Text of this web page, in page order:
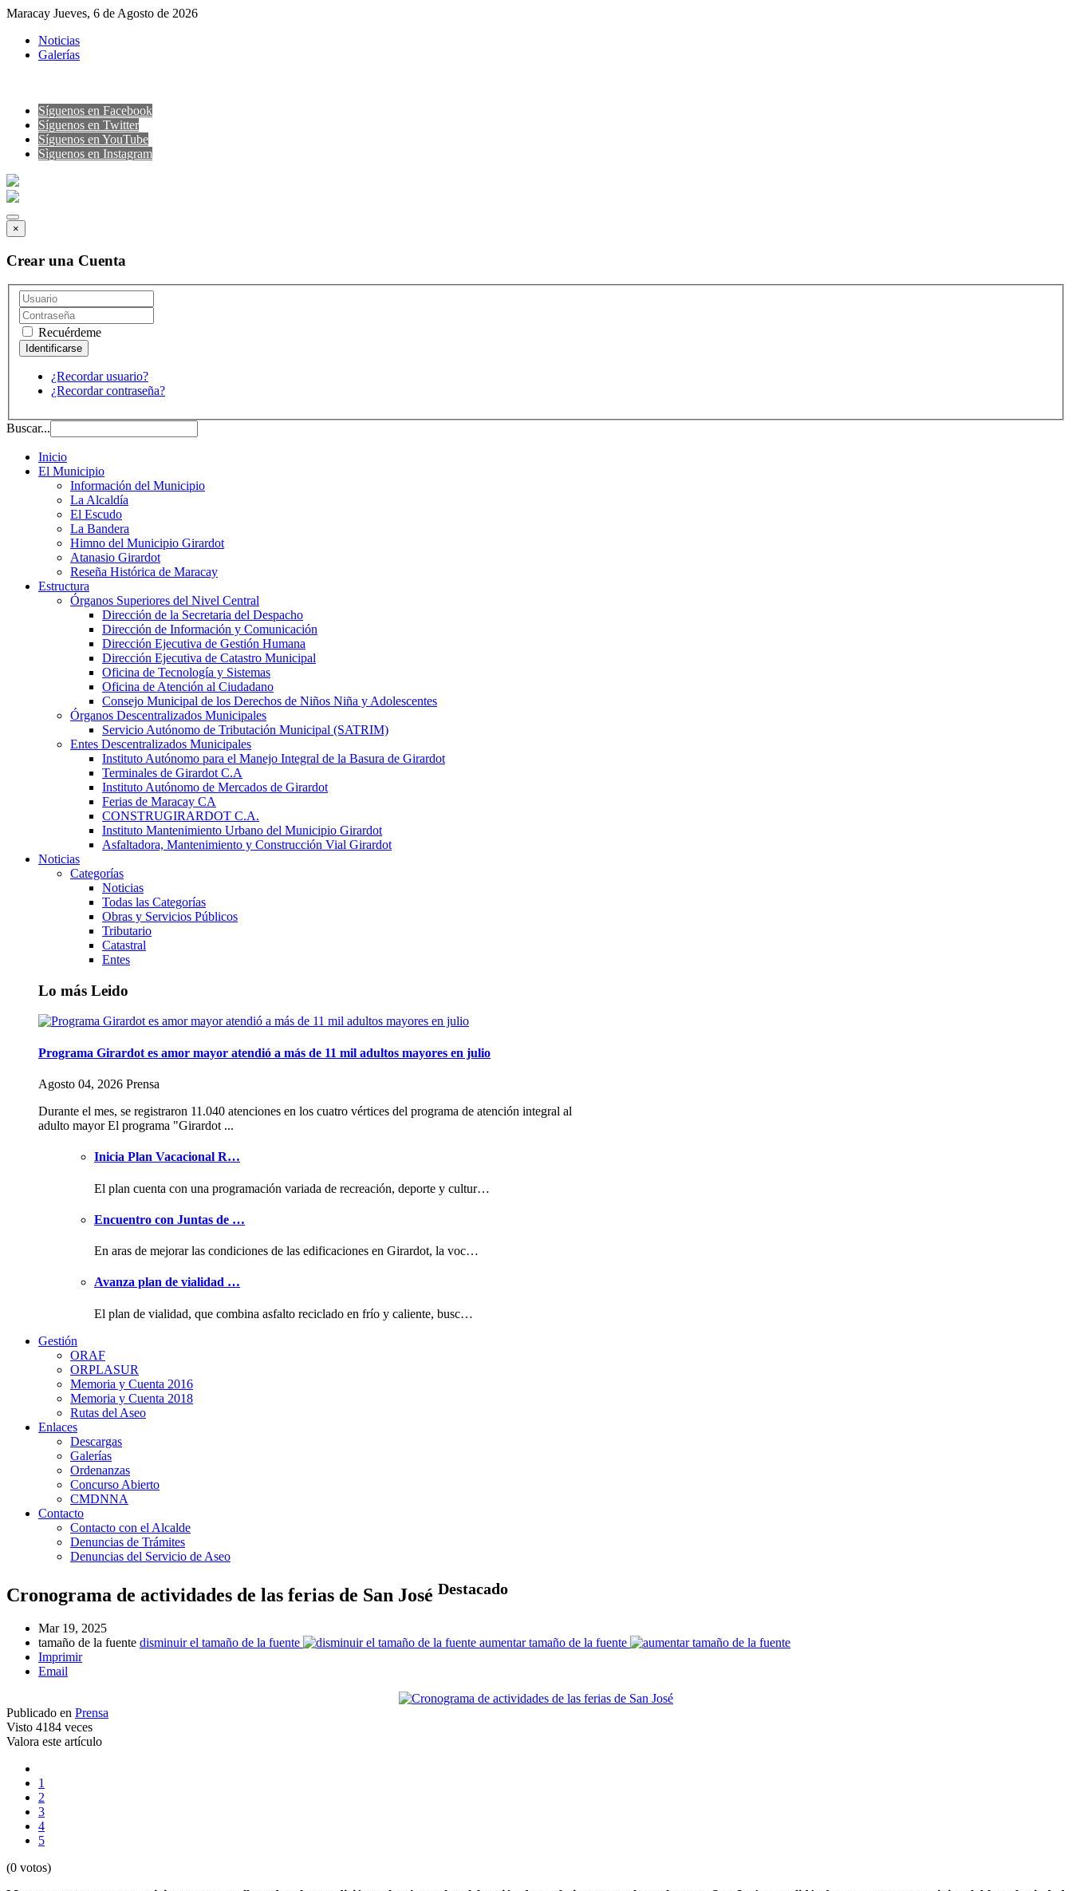
Maracay Jueves, 6 de Agosto de 2026
Noticias
Galerías
Síguenos en Facebook
Síguenos en Twitter
Síguenos en YouTube
Sìguenos en Instagram
×
Crear una Cuenta
Recuérdeme
¿Recordar usuario?
¿Recordar contraseña?
Buscar...
Inicio
El Municipio
Información del Municipio
La Alcaldía
El Escudo
La Bandera
Himno del Municipio Girardot
Atanasio Girardot
Reseña Histórica de Maracay
Estructura
Órganos Superiores del Nivel Central
Dirección de la Secretaria del Despacho
Dirección de Información y Comunicación
Dirección Ejecutiva de Gestión Humana
Dirección Ejecutiva de Catastro Municipal
Oficina de Tecnología y Sistemas
Oficina de Atención al Ciudadano
Consejo Municipal de los Derechos de Niños Niña y Adolescentes
Órganos Descentralizados Municipales
Servicio Autónomo de Tributación Municipal (SATRIM)
Entes Descentralizados Municipales
Instituto Autónomo para el Manejo Integral de la Basura de Girardot
Terminales de Girardot C.A
Instituto Autónomo de Mercados de Girardot
Ferias de Maracay CA
CONSTRUGIRARDOT C.A.
Instituto Mantenimiento Urbano del Municipio Girardot
Asfaltadora, Mantenimiento y Construcción Vial Girardot
Noticias
Categorías
Noticias
Todas las Categorías
Obras y Servicios Públicos
Tributario
Catastral
Entes
Lo más Leido
Programa Girardot es amor mayor atendió a más de 11 mil adultos mayores en julio
Agosto 04, 2026 Prensa
Durante el mes, se registraron 11.040 atenciones en los cuatro vértices del programa de atención integral al
adulto mayor El programa "Girardot ...
Inicia Plan Vacacional R…
El plan cuenta con una programación variada de recreación, deporte y cultur…
Encuentro con Juntas de …
En aras de mejorar las condiciones de las edificaciones en Girardot, la voc…
Avanza plan de vialidad …
El plan de vialidad, que combina asfalto reciclado en frío y caliente, busc…
Gestión
ORAF
ORPLASUR
Memoria y Cuenta 2016
Memoria y Cuenta 2018
Rutas del Aseo
Enlaces
Descargas
Galerías
Ordenanzas
Concurso Abierto
CMDNNA
Contacto
Contacto con el Alcalde
Denuncias de Trámites
Denuncias del Servicio de Aseo
Cronograma de actividades de las ferias de San José Destacado
Mar 19, 2025
tamaño de la fuente disminuir el tamaño de la fuente
aumentar tamaño de la fuente
Imprimir
Email
Publicado en Prensa
Visto 4184 veces
Valora este artículo
1
2
3
4
5
(0 votos)